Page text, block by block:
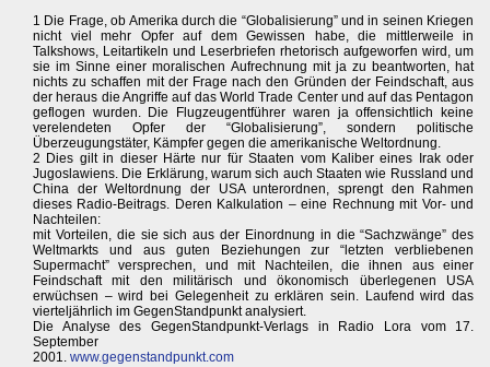
1 Die Frage, ob Amerika durch die “Globalisierung” und in seinen Kriegen
nicht viel mehr Opfer auf dem Gewissen habe, die mittlerweile in
Talkshows, Leitartikeln und Leserbriefen rhetorisch aufgeworfen wird, um
sie im Sinne einer moralischen Aufrechnung mit ja zu beantworten, hat
nichts zu schaffen mit der Frage nach den Gründen der Feindschaft, aus
der heraus die Angriffe auf das World Trade Center und auf das Pentagon
geflogen wurden. Die Flugzeugentführer waren ja offensichtlich keine
verelendeten Opfer der “Globalisierung”, sondern politische
Überzeugungstäter, Kämpfer gegen die amerikanische Weltordnung.
2 Dies gilt in dieser Härte nur für Staaten vom Kaliber eines Irak oder
Jugoslawiens. Die Erklärung, warum sich auch Staaten wie Russland und
China der Weltordnung der USA unterordnen, sprengt den Rahmen
dieses Radio-Beitrags. Deren Kalkulation – eine Rechnung mit Vor- und
Nachteilen:
mit Vorteilen, die sie sich aus der Einordnung in die “Sachzwänge” des
Weltmarkts und aus guten Beziehungen zur “letzten verbliebenen
Supermacht” versprechen, und mit Nachteilen, die ihnen aus einer
Feindschaft mit den militärisch und ökonomisch überlegenen USA
erwüchsen – wird bei Gelegenheit zu erklären sein. Laufend wird das
vierteljährlich im GegenStandpunkt analysiert.
Die Analyse des GegenStandpunkt-Verlags in Radio Lora vom 17.
September
2001. www.gegenstandpunkt.com